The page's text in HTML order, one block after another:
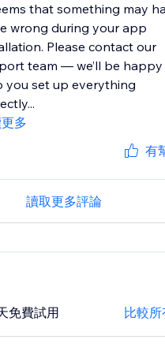
that something may
wrong during your app
Please contact our
team — we’ll be
you set up everything
多
有
讀取更多評論
免費試用 比較